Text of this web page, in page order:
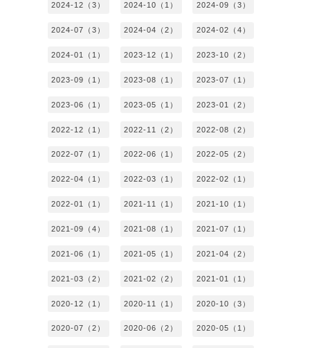
2024-12（3） 2024-10（1） 2024-09（3）
2024-07（3） 2024-04（2） 2024-02（4）
2024-01（1） 2023-12（1） 2023-10（2）
2023-09（1） 2023-08（1） 2023-07（1）
2023-06（1） 2023-05（1） 2023-01（2）
2022-12（1） 2022-11（2） 2022-08（2）
2022-07（1） 2022-06（1） 2022-05（2）
2022-04（1） 2022-03（1） 2022-02（1）
2022-01（1） 2021-11（1） 2021-10（1）
2021-09（4） 2021-08（1） 2021-07（1）
2021-06（1） 2021-05（1） 2021-04（2）
2021-03（2） 2021-02（2） 2021-01（1）
2020-12（1） 2020-11（1） 2020-10（3）
2020-07（2） 2020-06（2） 2020-05（1）